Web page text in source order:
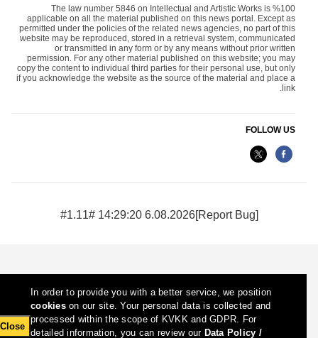
The law number 5846 on Intellectual and Artistic Works is %100
applicable on all the material published on this news portal. Except as
permitted under the policies of the related news agencies, no part of this
website may be reproduced, stored in a retrieval system, communicated
or transmitted in any form or by any means without prior written
permission. For any other material published on this website; you may
copy the content to individual third parties for their personal use, but only
if you acknowledge the website as the source of the material and place a
link.
FOLLOW US
6.08.2026 14:29:20 #1.11#
In order to provide you with a better service, we position
cookieson our site. Your personal data is collected and
processed within the scope of KVKK and GDPR. For
detailed information, you can review ourData Policy /
Close